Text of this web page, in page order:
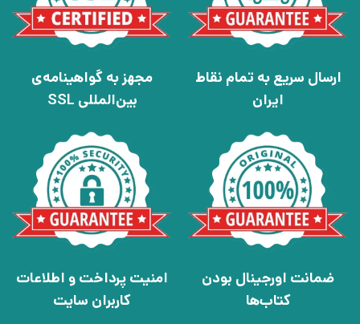
ارسال سریع به تمام نقاط
ایران
مجهز به گواهینامه‌ی
بین‌المللی SSL
ضمانت اورجینال بودن
کتاب‌ها
امنیت پرداخت و اطلاعات
کاربران سایت